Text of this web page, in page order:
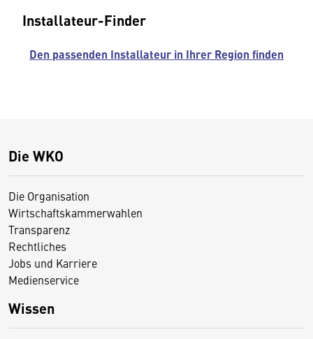
Installateur-Finder
Den passenden Installateur in Ihrer Region finden
Die WKO
Die Organisation
Wirtschaftskammerwahlen
Transparenz
Rechtliches
Jobs und Karriere
Medienservice
Wissen